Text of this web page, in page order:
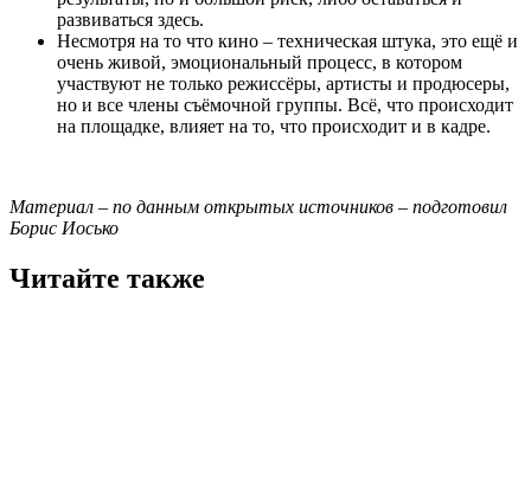
развиваться здесь.
Несмотря на то что кино – техническая штука, это ещё и
очень живой, эмоциональный процесс, в котором
участвуют не только режиссёры, артисты и продюсеры,
но и все члены съёмочной группы. Всё, что происходит
на площадке, влияет на то, что происходит и в кадре.
Материал – по данным открытых источников – подготовил
Борис Иосько
Читайте также